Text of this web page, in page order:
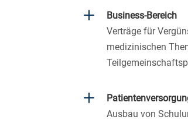
L
Business-Bereich
Verträge für
medizinischen
L
Ausbau von